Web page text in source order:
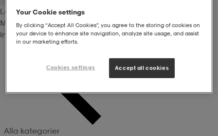
Logga in
Medlemsförmåner
Inte medlem? Bli det här!
Utrustning
Alla kategorier
Your Cookie settings
By clicking “Accept All Cookies”, you agree to the storing of cookies on
your device to enhance site navigation, analyze site usage, and assist
in our marketing efforts.
Cookies settings Accept all cookies